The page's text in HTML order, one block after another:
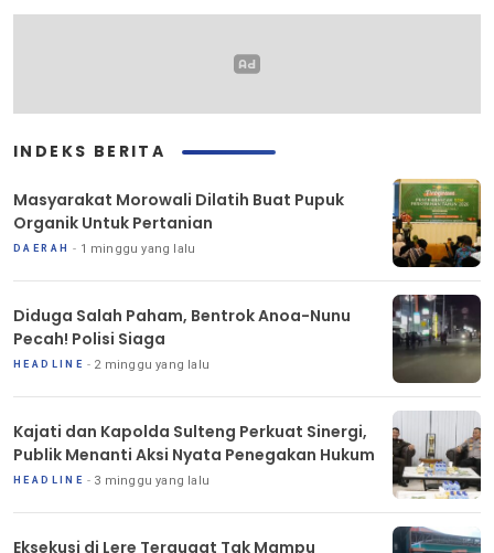
INDEKS BERITA
Masyarakat Morowali Dilatih Buat Pupuk
Organik Untuk Pertanian
DAERAH 1 minggu yang lalu
Diduga Salah Paham, Bentrok Anoa-Nunu
Pecah! Polisi Siaga
HEADLINE 2 minggu yang lalu
Kajati dan Kapolda Sulteng Perkuat Sinergi,
Publik Menanti Aksi Nyata Penegakan Hukum
HEADLINE 3 minggu yang lalu
Eksekusi di Lere Tergugat Tak Mampu